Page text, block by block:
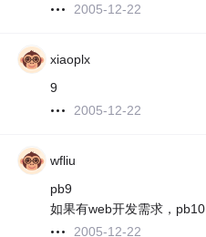
2005-12-22
xiaoplx
9
2005-12-22
wfliu
pb9
如果有web开发需求，pb10
2005-12-22